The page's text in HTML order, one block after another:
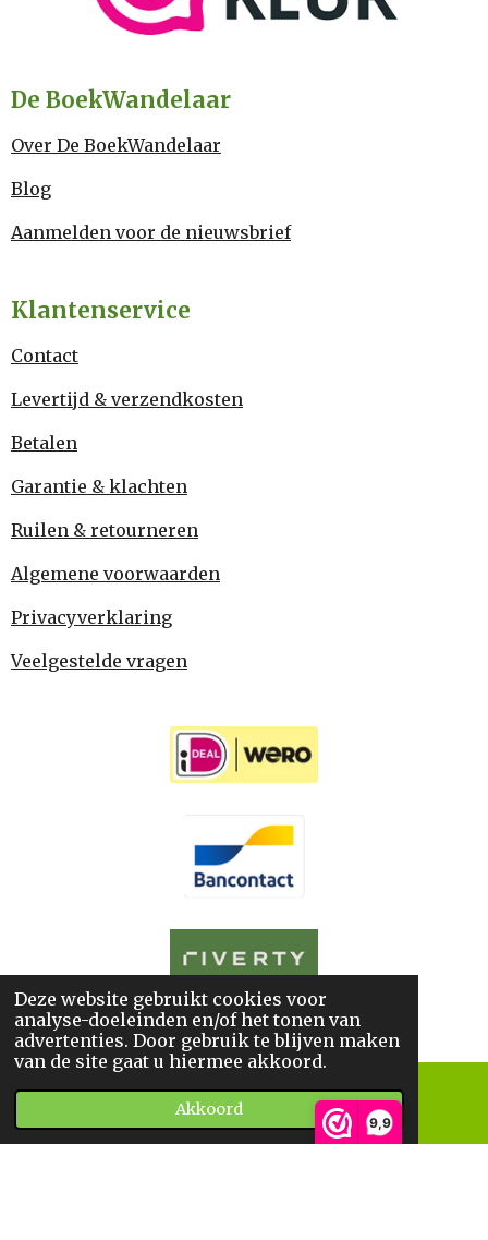
Deze website gebruikt cookies voor
analyse-doeleinden en/of het tonen van
advertenties. Door gebruik te blijven maken
van de site gaat u hiermee akkoord.
Akkoord
9,9
De BoekWandelaar
Over De BoekWandelaar
Blog
Aanmelden voor de nieuwsbrief
Klantenservice
Contact
Levertijd & verzendkosten
Betalen
Garantie & klachten
Ruilen & retourneren
Algemene voorwaarden
Privacyverklaring
Veelgestelde vragen
© 2025De BoekWandelaar
*Sitemap *Privacyverklaring*Algemene Voorwaarden
Telefoonnummer